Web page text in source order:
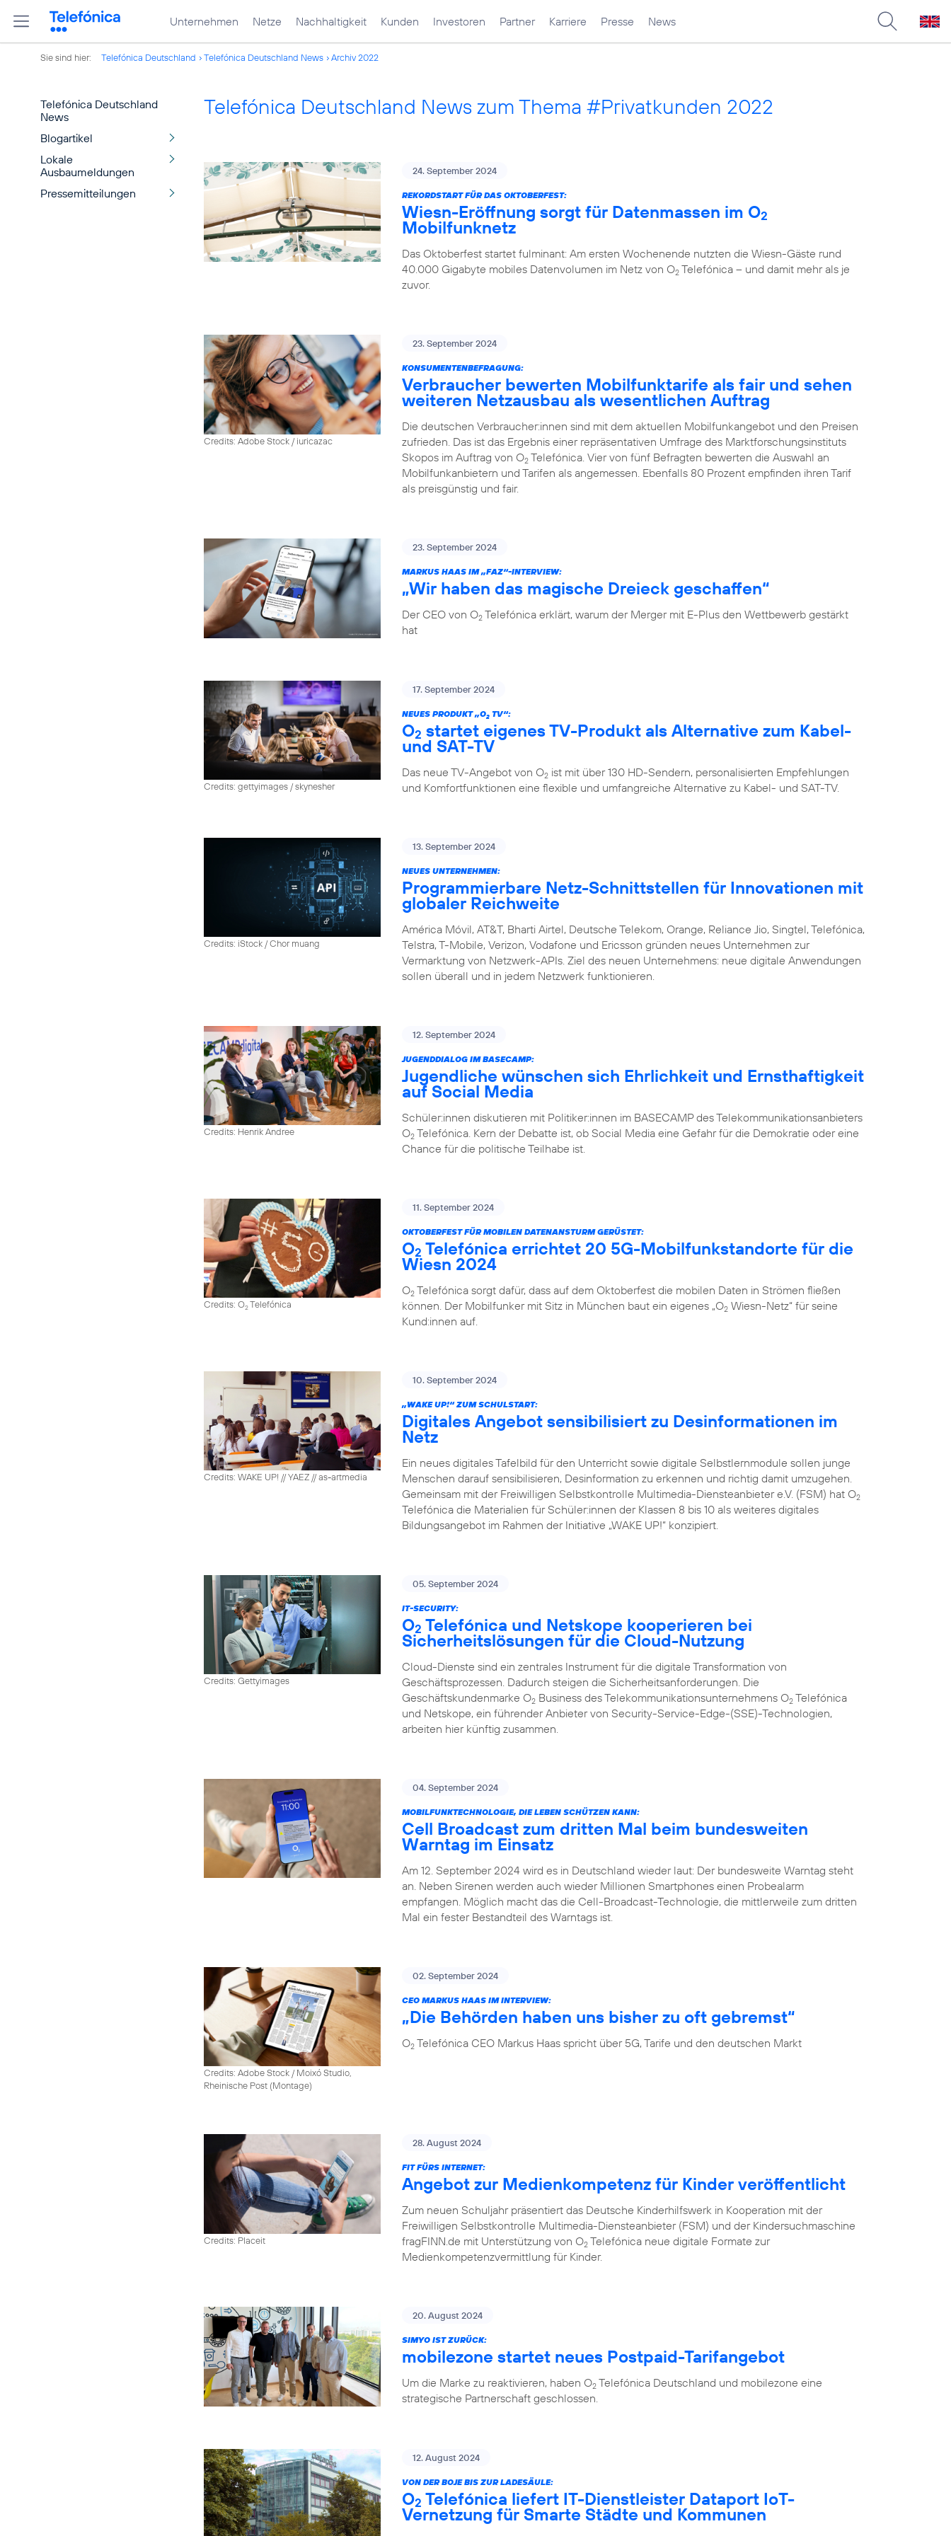
Unternehmen Netze Nachhaltigkeit Kunden Investoren Partner Karriere Presse News
Sie sind hier: Telefónica Deutschland Telefónica Deutschland News Archiv 2022
Telefónica Deutschland
News
Blogartikel
Lokale
Ausbaumeldungen
Pressemitteilungen
Telefónica Deutschland News zum Thema #Privatkunden 2022
24. September 2024
REKORDSTART FÜR DAS OKTOBERFEST:
Wiesn-Eröffnung sorgt für Datenmassen im O2
Mobilfunknetz
Das Oktoberfest startet fulminant: Am ersten Wochenende nutzten die Wiesn-Gäste rund
40.000 Gigabyte mobiles Datenvolumen im Netz von O2 Telefónica – und damit mehr als je
zuvor.
Credits: Adobe Stock / iuricazac
23. September 2024
KONSUMENTENBEFRAGUNG:
Verbraucher bewerten Mobilfunktarife als fair und sehen
weiteren Netzausbau als wesentlichen Auftrag
Die deutschen Verbraucher:innen sind mit dem aktuellen Mobilfunkangebot und den Preisen
zufrieden. Das ist das Ergebnis einer repräsentativen Umfrage des Marktforschungsinstituts
Skopos im Auftrag von O2 Telefónica. Vier von fünf Befragten bewerten die Auswahl an
Mobilfunkanbietern und Tarifen als angemessen. Ebenfalls 80 Prozent empfinden ihren Tarif
als preisgünstig und fair.
23. September 2024
MARKUS HAAS IM „FAZ“-INTERVIEW:
„Wir haben das magische Dreieck geschaffen“
Der CEO von O2 Telefónica erklärt, warum der Merger mit E-Plus den Wettbewerb gestärkt
hat
Credits: gettyimages / skynesher
17. September 2024
NEUES PRODUKT „O2 TV“:
O2 startet eigenes TV-Produkt als Alternative zum Kabel-
und SAT-TV
Das neue TV-Angebot von O2 ist mit über 130 HD-Sendern, personalisierten Empfehlungen
und Komfortfunktionen eine flexible und umfangreiche Alternative zu Kabel- und SAT-TV.
Credits: iStock / Chor muang
13. September 2024
NEUES UNTERNEHMEN:
Programmierbare Netz-Schnittstellen für Innovationen mit
globaler Reichweite
América Móvil, AT&T, Bharti Airtel, Deutsche Telekom, Orange, Reliance Jio, Singtel, Telefónica,
Telstra, T-Mobile, Verizon, Vodafone und Ericsson gründen neues Unternehmen zur
Vermarktung von Netzwerk-APIs. Ziel des neuen Unternehmens: neue digitale Anwendungen
sollen überall und in jedem Netzwerk funktionieren.
Credits: Henrik Andree
12. September 2024
JUGENDDIALOG IM BASECAMP:
Jugendliche wünschen sich Ehrlichkeit und Ernsthaftigkeit
auf Social Media
Schüler:innen diskutieren mit Politiker:innen im BASECAMP des Telekommunikationsanbieters
O2 Telefónica. Kern der Debatte ist, ob Social Media eine Gefahr für die Demokratie oder eine
Chance für die politische Teilhabe ist.
Credits: O2Telefónica
11. September 2024
OKTOBERFEST FÜR MOBILEN DATENANSTURM GERÜSTET:
O2 Telefónica errichtet 20 5G-Mobilfunkstandorte für die
Wiesn 2024
O2 Telefónica sorgt dafür, dass auf dem Oktoberfest die mobilen Daten in Strömen fließen
können. Der Mobilfunker mit Sitz in München baut ein eigenes „O2 Wiesn-Netz“ für seine
Kund:innen auf.
Credits: WAKE UP! // YAEZ // as-artmedia
10. September 2024
„WAKE UP!“ ZUM SCHULSTART:
Digitales Angebot sensibilisiert zu Desinformationen im
Netz
Ein neues digitales Tafelbild für den Unterricht sowie digitale Selbstlernmodule sollen junge
Menschen darauf sensibilisieren, Desinformation zu erkennen und richtig damit umzugehen.
Gemeinsam mit der Freiwilligen Selbstkontrolle Multimedia-Diensteanbieter e.V. (FSM) hat O2
Telefónica die Materialien für Schüler:innen der Klassen 8 bis 10 als weiteres digitales
Bildungsangebot im Rahmen der Initiative „WAKE UP!“ konzipiert.
Credits: Gettyimages
05. September 2024
IT-SECURITY:
O2 Telefónica und Netskope kooperieren bei
Sicherheitslösungen für die Cloud-Nutzung
Cloud-Dienste sind ein zentrales Instrument für die digitale Transformation von
Geschäftsprozessen. Dadurch steigen die Sicherheitsanforderungen. Die
Geschäftskundenmarke O2 Business des Telekommunikationsunternehmens O2 Telefónica
und Netskope, ein führender Anbieter von Security-Service-Edge-(SSE)-Technologien,
arbeiten hier künftig zusammen.
04. September 2024
MOBILFUNKTECHNOLOGIE, DIE LEBEN SCHÜTZEN KANN:
Cell Broadcast zum dritten Mal beim bundesweiten
Warntag im Einsatz
Am 12. September 2024 wird es in Deutschland wieder laut: Der bundesweite Warntag steht
an. Neben Sirenen werden auch wieder Millionen Smartphones einen Probealarm
empfangen. Möglich macht das die Cell-Broadcast-Technologie, die mittlerweile zum dritten
Mal ein fester Bestandteil des Warntags ist.
Credits: Adobe Stock / Moixó Studio,
Rheinische Post (Montage)
02. September 2024
CEO MARKUS HAAS IM INTERVIEW:
„Die Behörden haben uns bisher zu oft gebremst“
O2 Telefónica CEO Markus Haas spricht über 5G, Tarife und den deutschen Markt
Credits: Placeit
28. August 2024
FIT FÜRS INTERNET:
Angebot zur Medienkompetenz für Kinder veröffentlicht
Zum neuen Schuljahr präsentiert das Deutsche Kinderhilfswerk in Kooperation mit der
Freiwilligen Selbstkontrolle Multimedia-Diensteanbieter (FSM) und der Kindersuchmaschine
fragFINN.de mit Unterstützung von O2 Telefónica neue digitale Formate zur
Medienkompetenzvermittlung für Kinder.
20. August 2024
SIMYO IST ZURÜCK:
mobilezone startet neues Postpaid-Tarifangebot
Um die Marke zu reaktivieren, haben O2 Telefónica Deutschland und mobilezone eine
strategische Partnerschaft geschlossen.
12. August 2024
VON DER BOJE BIS ZUR LADESÄULE:
O2 Telefónica liefert IT-Dienstleister Dataport IoT-
Vernetzung für Smarte Städte und Kommunen